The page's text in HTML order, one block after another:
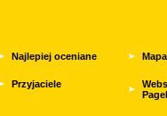
Najlepiej oceniane
Przyjaciele